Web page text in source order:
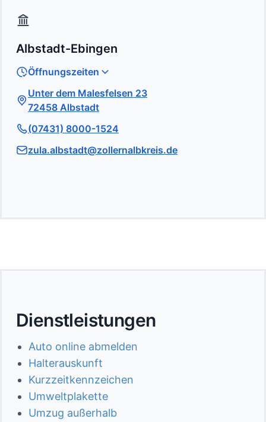
Albstadt-Ebingen
Öffnungszeiten
Unter dem Malesfelsen 23
72458 Albstadt
(07431) 8000-1524
zula.albstadt@zollernalbkreis.de
Dienstleistungen
Auto online abmelden
Halterauskunft
Kurzzeitkennzeichen
Umweltplakette
Umzug außerhalb